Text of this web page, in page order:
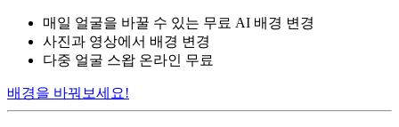
매일 얼굴을 바꿀 수 있는 무료 AI 배경 변경
사진과 영상에서 배경 변경
다중 얼굴 스왑 온라인 무료
배경을 바꿔보세요!